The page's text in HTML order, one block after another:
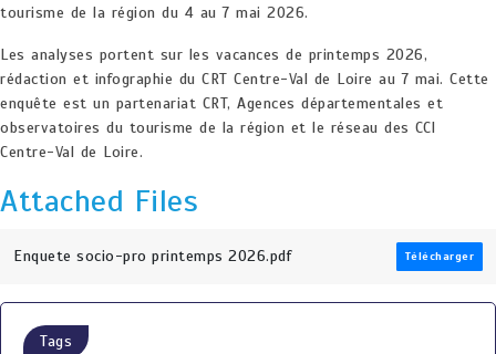
tourisme de la région du 4 au 7 mai 2026.
Les analyses portent sur les vacances de printemps 2026,
rédaction et infographie du CRT Centre-Val de Loire au 7 mai. Cette
enquête est un partenariat CRT, Agences départementales et
observatoires du tourisme de la région et le réseau des CCI
Centre-Val de Loire.
Attached Files
Enquete socio-pro printemps 2026.pdf Télécharger
Tags